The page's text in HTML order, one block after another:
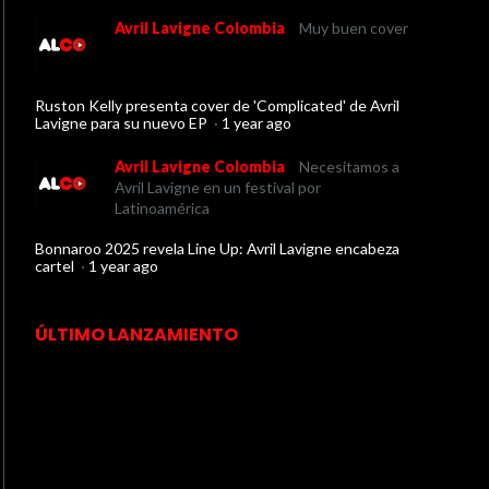
Avril Lavigne Colombia Muy buen cover
Ruston Kelly presenta cover de 'Complicated' de Avril
Lavigne para su nuevo EP · 1 year ago
Avril Lavigne Colombia
Necesitamos a
Avril Lavigne en un festival por
Latinoamérica
Bonnaroo 2025 revela Line Up: Avril Lavigne encabeza
cartel · 1 year ago
ÚLTIMO LANZAMIENTO